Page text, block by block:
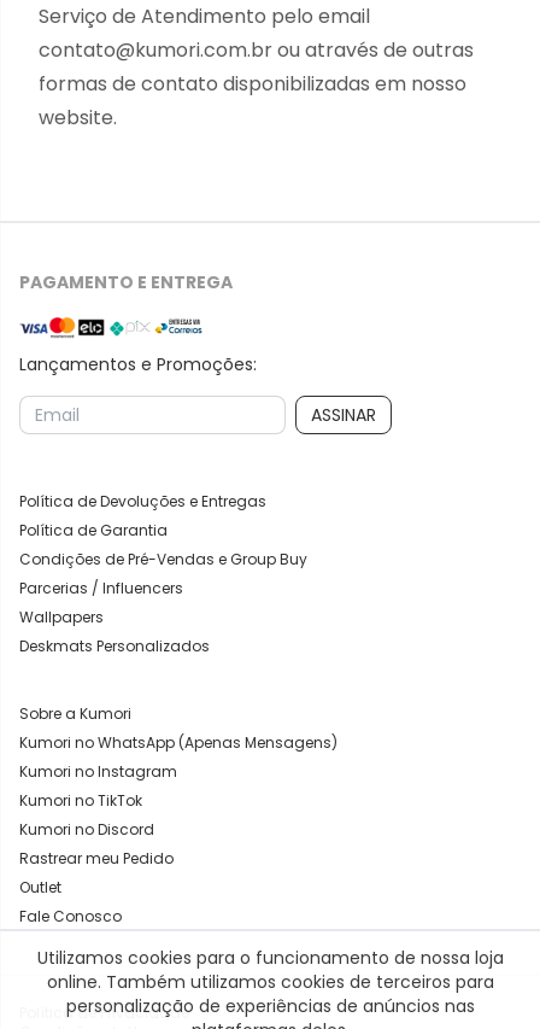
1. Onde é para entregar?
Serviço de Atendimento pelo email
contato@kumori.com.brou através de outras
formas de contato disponibilizadas em nosso
website.
PAGAMENTO E ENTREGA
Lançamentos e Promoções:
ASSINAR
Política de Devoluções e Entregas
Política de Garantia
Condições de Pré-Vendas e Group Buy
Parcerias / Influencers
Wallpapers
Deskmats Personalizados
Sobre a Kumori
Kumori no WhatsApp (Apenas Mensagens)
Kumori no Instagram
Kumori no TikTok
Kumori no Discord
Rastrear meu Pedido
Outlet
Fale Conosco
Política de Privacidade
Utilizamos cookies para o funcionamento de nossa loja
online. Também utilizamos cookies de terceiros para
personalização de experiências de anúncios nas